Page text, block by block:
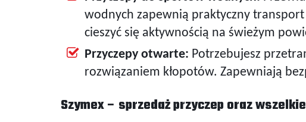
wodnych zapewnią praktyczny
cieszyć się aktywnością na świeżym
Przyczepy otwarte: Potrzebujesz
rozwiązaniem kłopotów. Zapewniają
Szymex – sprzedaż przyczep oraz